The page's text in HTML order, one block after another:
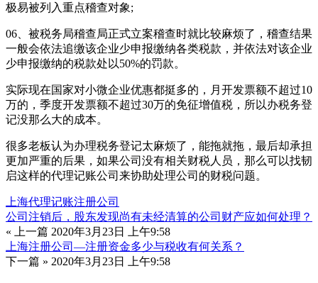
极易被列入重点稽查对象;
06、被税务局稽查局正式立案稽查时就比较麻烦了，稽查结果
一般会依法追缴该企业少申报缴纳各类税款，并依法对该企业
少申报缴纳的税款处以50%的罚款。
实际现在国家对小微企业优惠都挺多的，月开发票额不超过10
万的，季度开发票额不超过30万的免征增值税，所以办税务登
记没那么大的成本。
很多老板认为办理税务登记太麻烦了，能拖就拖，最后却承担
更加严重的后果，如果公司没有相关财税人员，那么可以找韧
启这样的代理记账公司来协助处理公司的财税问题。
上海代理记账注册公司
公司注销后，股东发现尚有未经清算的公司财产应如何处理？
« 上一篇 2020年3月23日 上午9:58
上海注册公司—注册资金多少与税收有何关系？
下一篇 » 2020年3月23日 上午9:58